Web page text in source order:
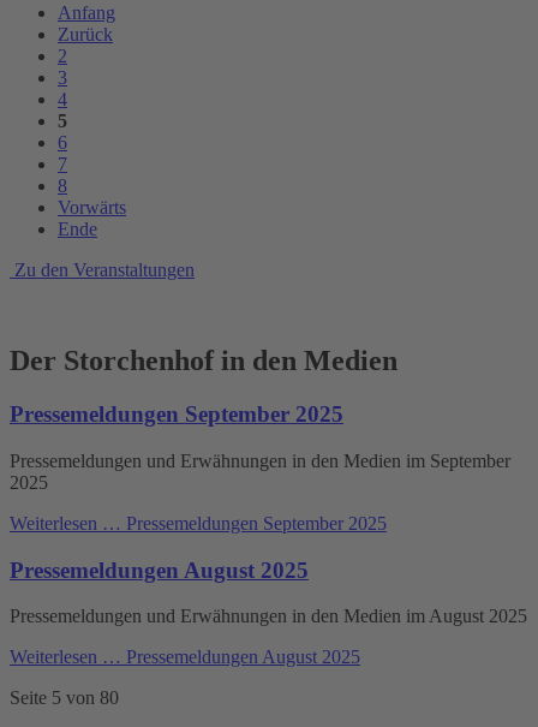
Anfang
Zurück
2
3
4
5
6
7
8
Vorwärts
Ende
Zu den Veranstaltungen
Der Storchenhof in den Medien
Pressemeldungen September 2025
Pressemeldungen und Erwähnungen in den Medien im September
2025
Weiterlesen … Pressemeldungen September 2025
Pressemeldungen August 2025
Pressemeldungen und Erwähnungen in den Medien im August 2025
Weiterlesen … Pressemeldungen August 2025
Seite 5 von 80